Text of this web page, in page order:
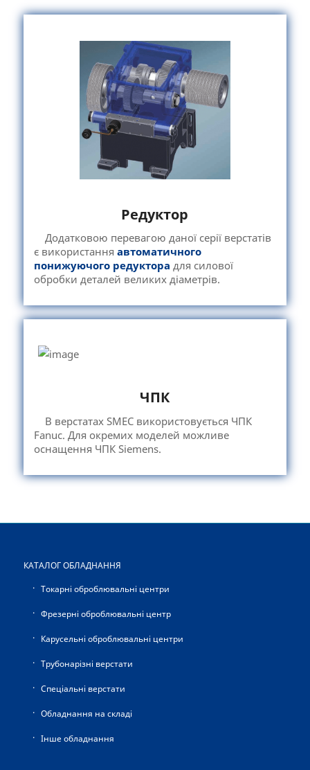
Редуктор
Додатковою перевагою даної серії верстатів
є використання автоматичного
понижуючого редуктора для силової
обробки деталей великих діаметрів.
ЧПК
В верстатах SMEC використовується ЧПК
Fanuc. Для окремих моделей можливе
оснащення ЧПК Siemens.
КАТАЛОГ ОБЛАДНАННЯ
Токарні оброблювальні центри
Фрезерні оброблювальні центр
Карусельні оброблювальні центри
Трубонарізні верстати
Спеціальні верстати
Обладнання на складі
Інше обладнання